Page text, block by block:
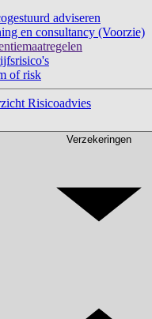
adviseren
en consultancy (Voorzie)
of risk
Risicoadvies
Verzekeringen